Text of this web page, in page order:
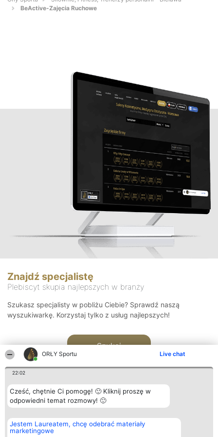
ORŁY Sportu Live chat
22:02
Cześć, chętnie Ci pomogę! 🙂 Kliknij proszę w
odpowiedni temat rozmowy! 🙂
Jestem Laureatem, chcę odebrać materiały
marketingowe
BeActive-Zajęcia Ruchowe
Znajdź specjalistę
Plebiscyt skupia najlepszych w branży
Szukasz specjalisty w pobliżu Ciebie? Sprawdź naszą
wyszukiwarkę. Korzystaj tylko z usług najlepszych!
Szukaj
Organizator plebiscytu
Bright Side Solutions sp. z o.
o. sp. k.
Plebiscyt
Laureaci
Kontakt
Kontakt